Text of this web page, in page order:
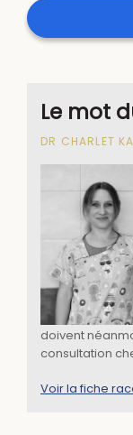
Le mot
DR CHARLET
doivent
consultation
Voir la fiche